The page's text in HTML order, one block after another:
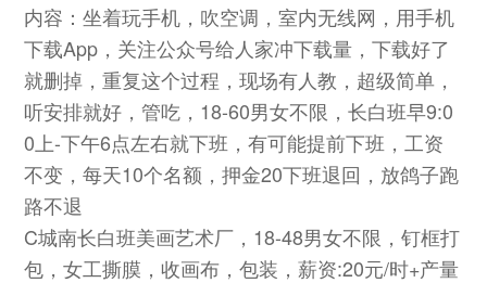
内容：坐着玩手机，吹空调，室内无线网，用手机
下载App，关注公众号给人家冲下载量，下载好了
就删掉，重复这个过程，现场有人教，超级简单，
听安排就好，管吃，18-60男女不限，长白班早9:0
0上-下午6点左右就下班，有可能提前下班，工资
不变，每天10个名额，押金20下班退回，放鸽子跑
路不退
C城南长白班美画艺术厂，18-48男女不限，钉框打
包，女工撕膜，收画布，包装，薪资:20元/时+产量